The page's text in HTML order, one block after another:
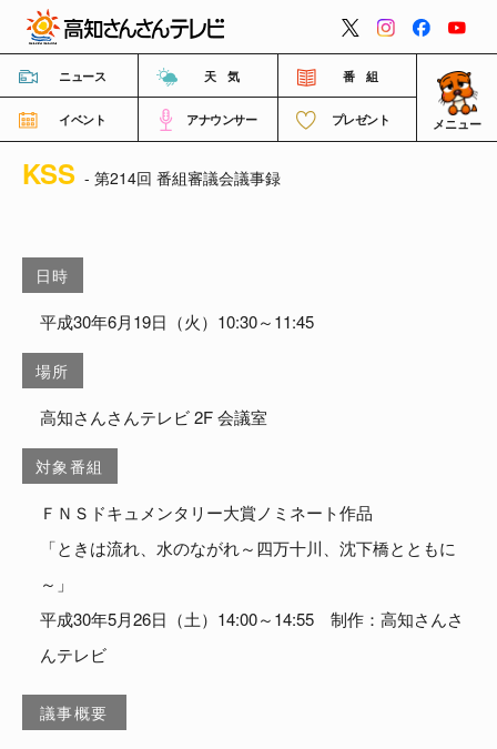
ニュース 天 気 番 組
イベント アナウンサー プレゼント メニュー
番組情報
イベント情報
KSS - 第214回 番組審議会議事録
日時
平成30年6月19日（火）10:30～11:45
場所
高知さんさんテレビ 2F 会議室
対象番組
ＦＮＳドキュメンタリー大賞ノミネート作品
「ときは流れ、水のながれ～四万十川、沈下橋とともに
～」
平成30年5月26日（土）14:00～14:55 制作：高知さんさ
んテレビ
議事概要